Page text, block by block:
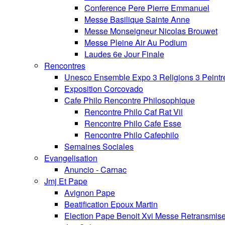
Conference Pere Pierre Emmanuel
Messe Basilique Sainte Anne
Messe Monseigneur Nicolas Brouwet
Messe Pleine Air Au Podium
Laudes 6e Jour Finale
Rencontres
Unesco Ensemble Expo 3 Religions 3
Exposition Corcovado
Cafe Philo Rencontre Philosophique
Rencontre Philo Caf Rat Vil
Rencontre Philo Cafe Esse
Rencontre Philo Cafephilo
Semaines Sociales
Evangelisation
Anuncio - Carnac
Jmj Et Pape
Avignon Pape
Beatification Epoux Martin
Election Pape Benoit Xvi Messe